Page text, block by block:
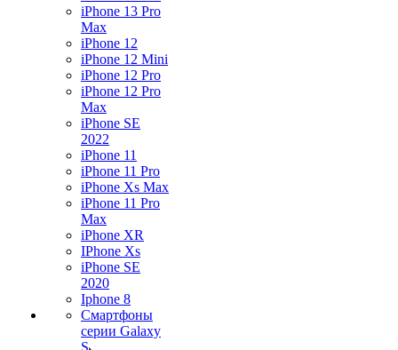
iPhone 13 Pro
Max
iPhone 12
iPhone 12 Mini
iPhone 12 Pro
iPhone 12 Pro
Max
iPhone SE
2022
iPhone 11
iPhone 11 Pro
iPhone Xs Max
iPhone 11 Pro
Max
iPhone XR
IPhone Xs
iPhone SE
2020
Iphone 8
Смартфоны
серии Galaxy
S